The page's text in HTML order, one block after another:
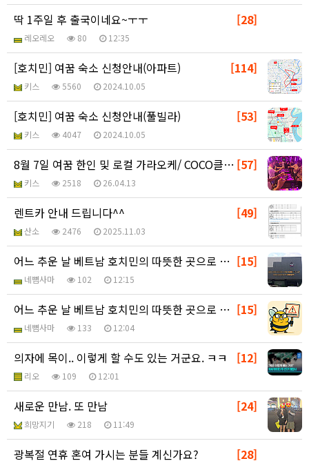
[28]
딱 1주일 후 출국이네요~ㅜㅜ
레오레오 80 12:35
[114]
[호치민] 여꿈 숙소 신청안내(아파트)
키스 5560 2024.10.05
[53]
[호치민] 여꿈 숙소 신청안내(풀빌라)
키스 4047 2024.10.05
[57]
8월 7일 여꿈 한인 및 로컬 가라오케/ COCO클럽/…
키스 2518 26.04.13
[49]
렌트카 안내 드립니다^^
산소 2476 2025.11.03
[15]
어느 추운 날 베트남 호치민의 따뜻한 곳으로 ㅎ - 추…
네뼘사마 102 12:15
[15]
어느 추운 날 베트남 호치민의 따뜻한 곳으로 ㅎ - 추…
네뼘사마 133 12:04
[12]
의자에 목이.. 이렇게 할 수도 있는 거군요. ㅋㅋ
리오 109 12:01
[24]
새로운 만남. 또 만남
희망지기 218 11:49
[28]
광복절 연휴 혼여 가시는 분들 계신가요?